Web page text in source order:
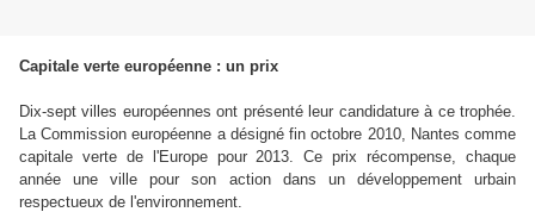
Capitale verte européenne : un prix
Dix-sept villes européennes ont présenté leur candidature à ce trophée.
La Commission européenne a désigné fin octobre 2010, Nantes comme
capitale verte de l'Europe pour 2013. Ce prix récompense, chaque
année une ville pour son action dans un développement urbain
respectueux de l'environnement.